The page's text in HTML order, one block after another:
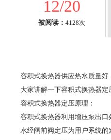
12/20
被阅读： 4128次
容积式换热器供应热水质量
大家讲解一下容积式换热器
容积式换热器定压原理：
容积式换热器利用增压泵出
水经阀前阀定压为用户系统